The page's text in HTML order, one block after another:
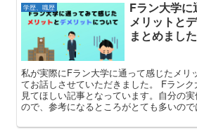
学歴、職歴
Fラン大学に
メリットと
まとめました
私が実際にFラン大学に通って感じたメリ
てお話しさせていただきました。 Fラン
見てほしい記事となっています。自分の
ので、参考になるところがとても多いので